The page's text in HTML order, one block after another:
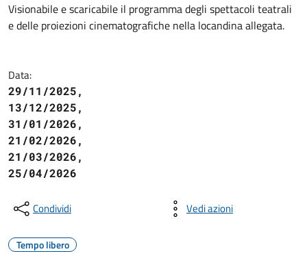
Visionabile e scaricabile il programma degli spettacoli teatrali
e delle proiezioni cinematografiche nella locandina allegata.
Data:
29/11/2025,
13/12/2025,
31/01/2026,
21/02/2026,
21/03/2026,
25/04/2026
Condividi Vedi azioni
Tempo libero